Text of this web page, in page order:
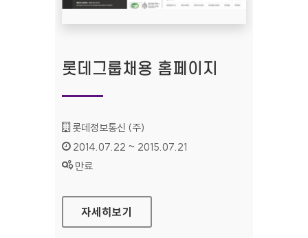
롯데그룹채용 홈페이지
기관명 :
롯데정보통신 (주)
인증기간 :
2014.07.22 ~ 2015.07.21
상태 :
만료
롯데그룹채용 홈페이지
자세히보기